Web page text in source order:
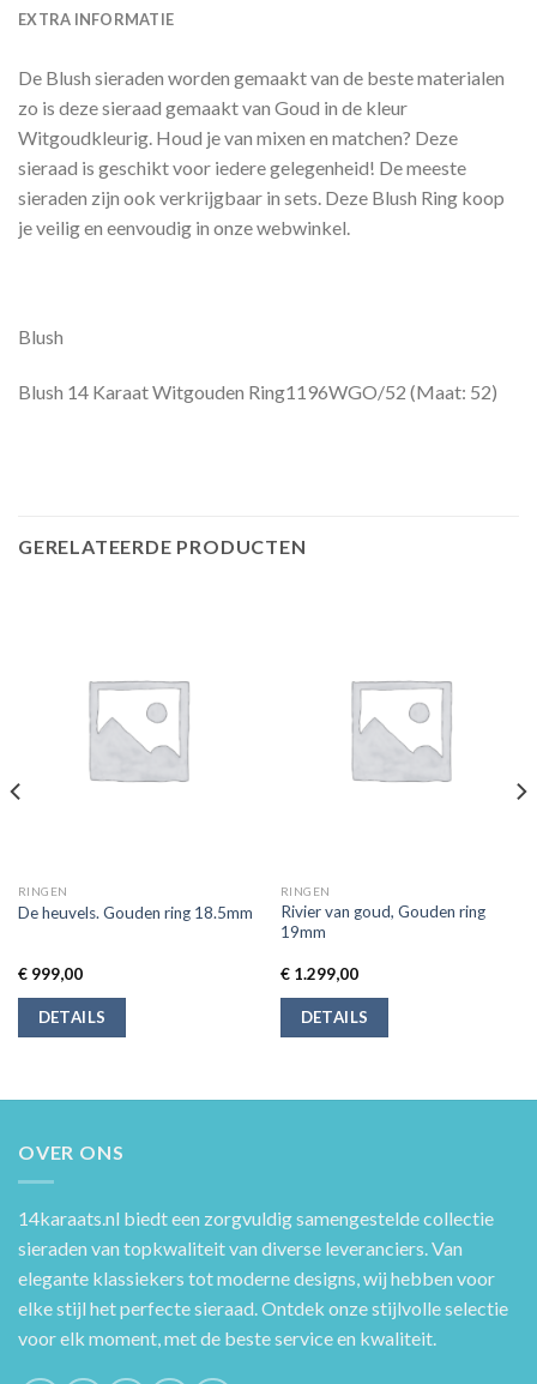
EXTRA INFORMATIE
De Blush sieraden worden gemaakt van de beste materialen
zo is deze sieraad gemaakt van Goud in de kleur
Witgoudkleurig. Houd je van mixen en matchen? Deze
sieraad is geschikt voor iedere gelegenheid! De meeste
sieraden zijn ook verkrijgbaar in sets. Deze Blush Ring koop
je veilig en eenvoudig in onze webwinkel.
Blush
Blush 14 Karaat Witgouden Ring1196WGO/52 (Maat: 52)
GERELATEERDE PRODUCTEN
RINGEN
De heuvels. Gouden ring 18.5mm
€999,00
DETAILS
RINGEN
Rivier van goud, Gouden ring
19mm
€1.299,00
DETAILS
OVER ONS
14karaats.nl biedt een zorgvuldig samengestelde collectie
sieraden van topkwaliteit van diverse leveranciers. Van
elegante klassiekers tot moderne designs, wij hebben voor
elke stijl het perfecte sieraad. Ontdek onze stijlvolle selectie
voor elk moment, met de beste service en kwaliteit.